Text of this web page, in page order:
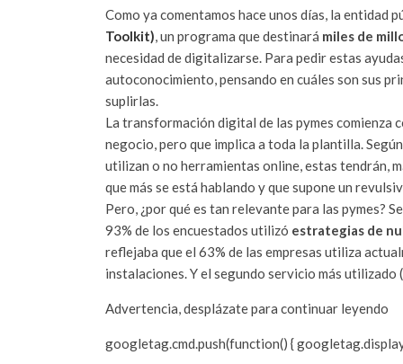
Como ya comentamos hace unos días, la entidad
Toolkit), un programa que destinará miles de
necesidad de digitalizarse. Para pedir estas
autoconocimiento, pensando en cuáles son sus
suplirlas.
La transformación digital de las pymes comienza
negocio, pero que implica a toda la plantilla.
utilizan o no herramientas online, estas tendrán,
que más se está hablando y que supone un
Pero, ¿por qué es tan relevante para las pymes?
93% de los encuestados utilizó estrategias de
reflejaba que el 63% de las empresas utiliza
instalaciones. Y el segundo servicio más
Advertencia, desplázate para continuar leyendo
googletag.cmd.push(function() {